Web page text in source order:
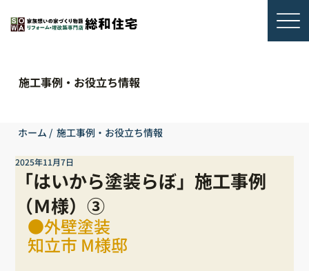
施工事例・お役立ち情報
「はいから塗装らぼ」施工事例
（Ｍ様）③
2025年11月7日
●外壁塗装
知立市 M様邸
ホーム / 施工事例・お役立ち情報